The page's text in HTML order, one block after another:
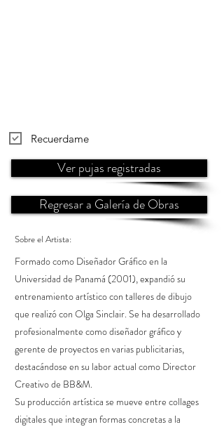
Recuerdame
Ver pujas registradas
Regresar a Galería de Obras
Sobre el Artista:
Formado como Diseñador Gráfico en la
Universidad de Panamá (2001), expandió su
entrenamiento artístico con talleres de dibujo
que realizó con Olga Sinclair. Se ha desarrollado
profesionalmente como diseñador gráfico y
gerente de proyectos en varias publicitarias,
destacándose en su labor actual como Director
Creativo de BB&M.
Su producción artística se mueve entre collages
digitales que integran formas concretas a la